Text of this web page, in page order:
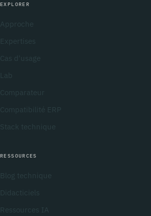
EXPLORER
Approche
Expertises
Cas d'usage
Lab
Comparateur
Compatibilité ERP
Stack technique
RESSOURCES
Blog technique
Didacticiels
Ressources IA